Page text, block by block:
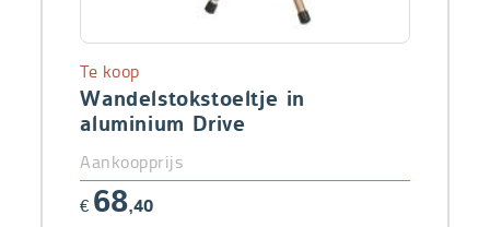
Wandelstokstoeltje in
aluminium Drive
Te koop
Aankoopprijs
€ 68,40